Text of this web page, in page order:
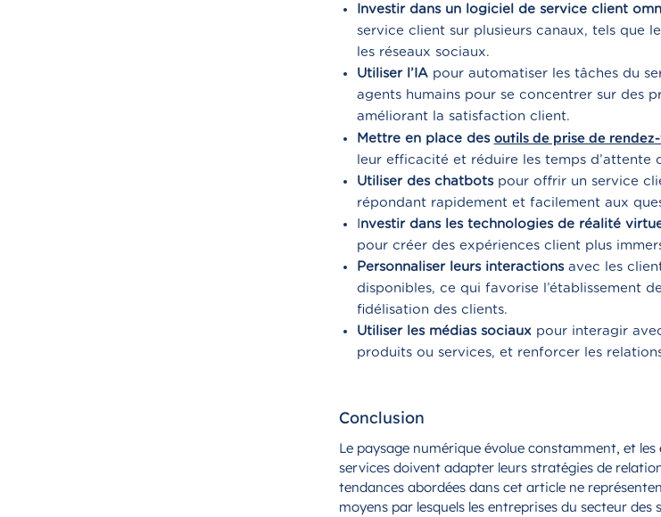
Investir dans un logiciel de service client
service client sur plusieurs canaux, tels que
les réseaux sociaux.
Utiliser l’IApour automatiser les tâches du
agents humains pour se concentrer sur des
améliorant la satisfaction client.
Mettre en place des outils de prise de
leur efficacité et réduire les temps d’attente
Utiliser des chatbotspour offrir un service
répondant rapidement et facilement aux
Investir dans les technologies de réalité
pour créer des expériences client plus
Personnaliser leurs interactionsavec les
disponibles, ce qui favorise l’établissement
fidélisation des clients.
Utiliser les médias sociauxpour interagir
produits ou services, et renforcer les
Conclusion
Le paysage numérique évolue constamment, et
services doivent adapter leurs stratégies de
tendances abordées dans cet article ne
moyens par lesquels les entreprises du secteur des